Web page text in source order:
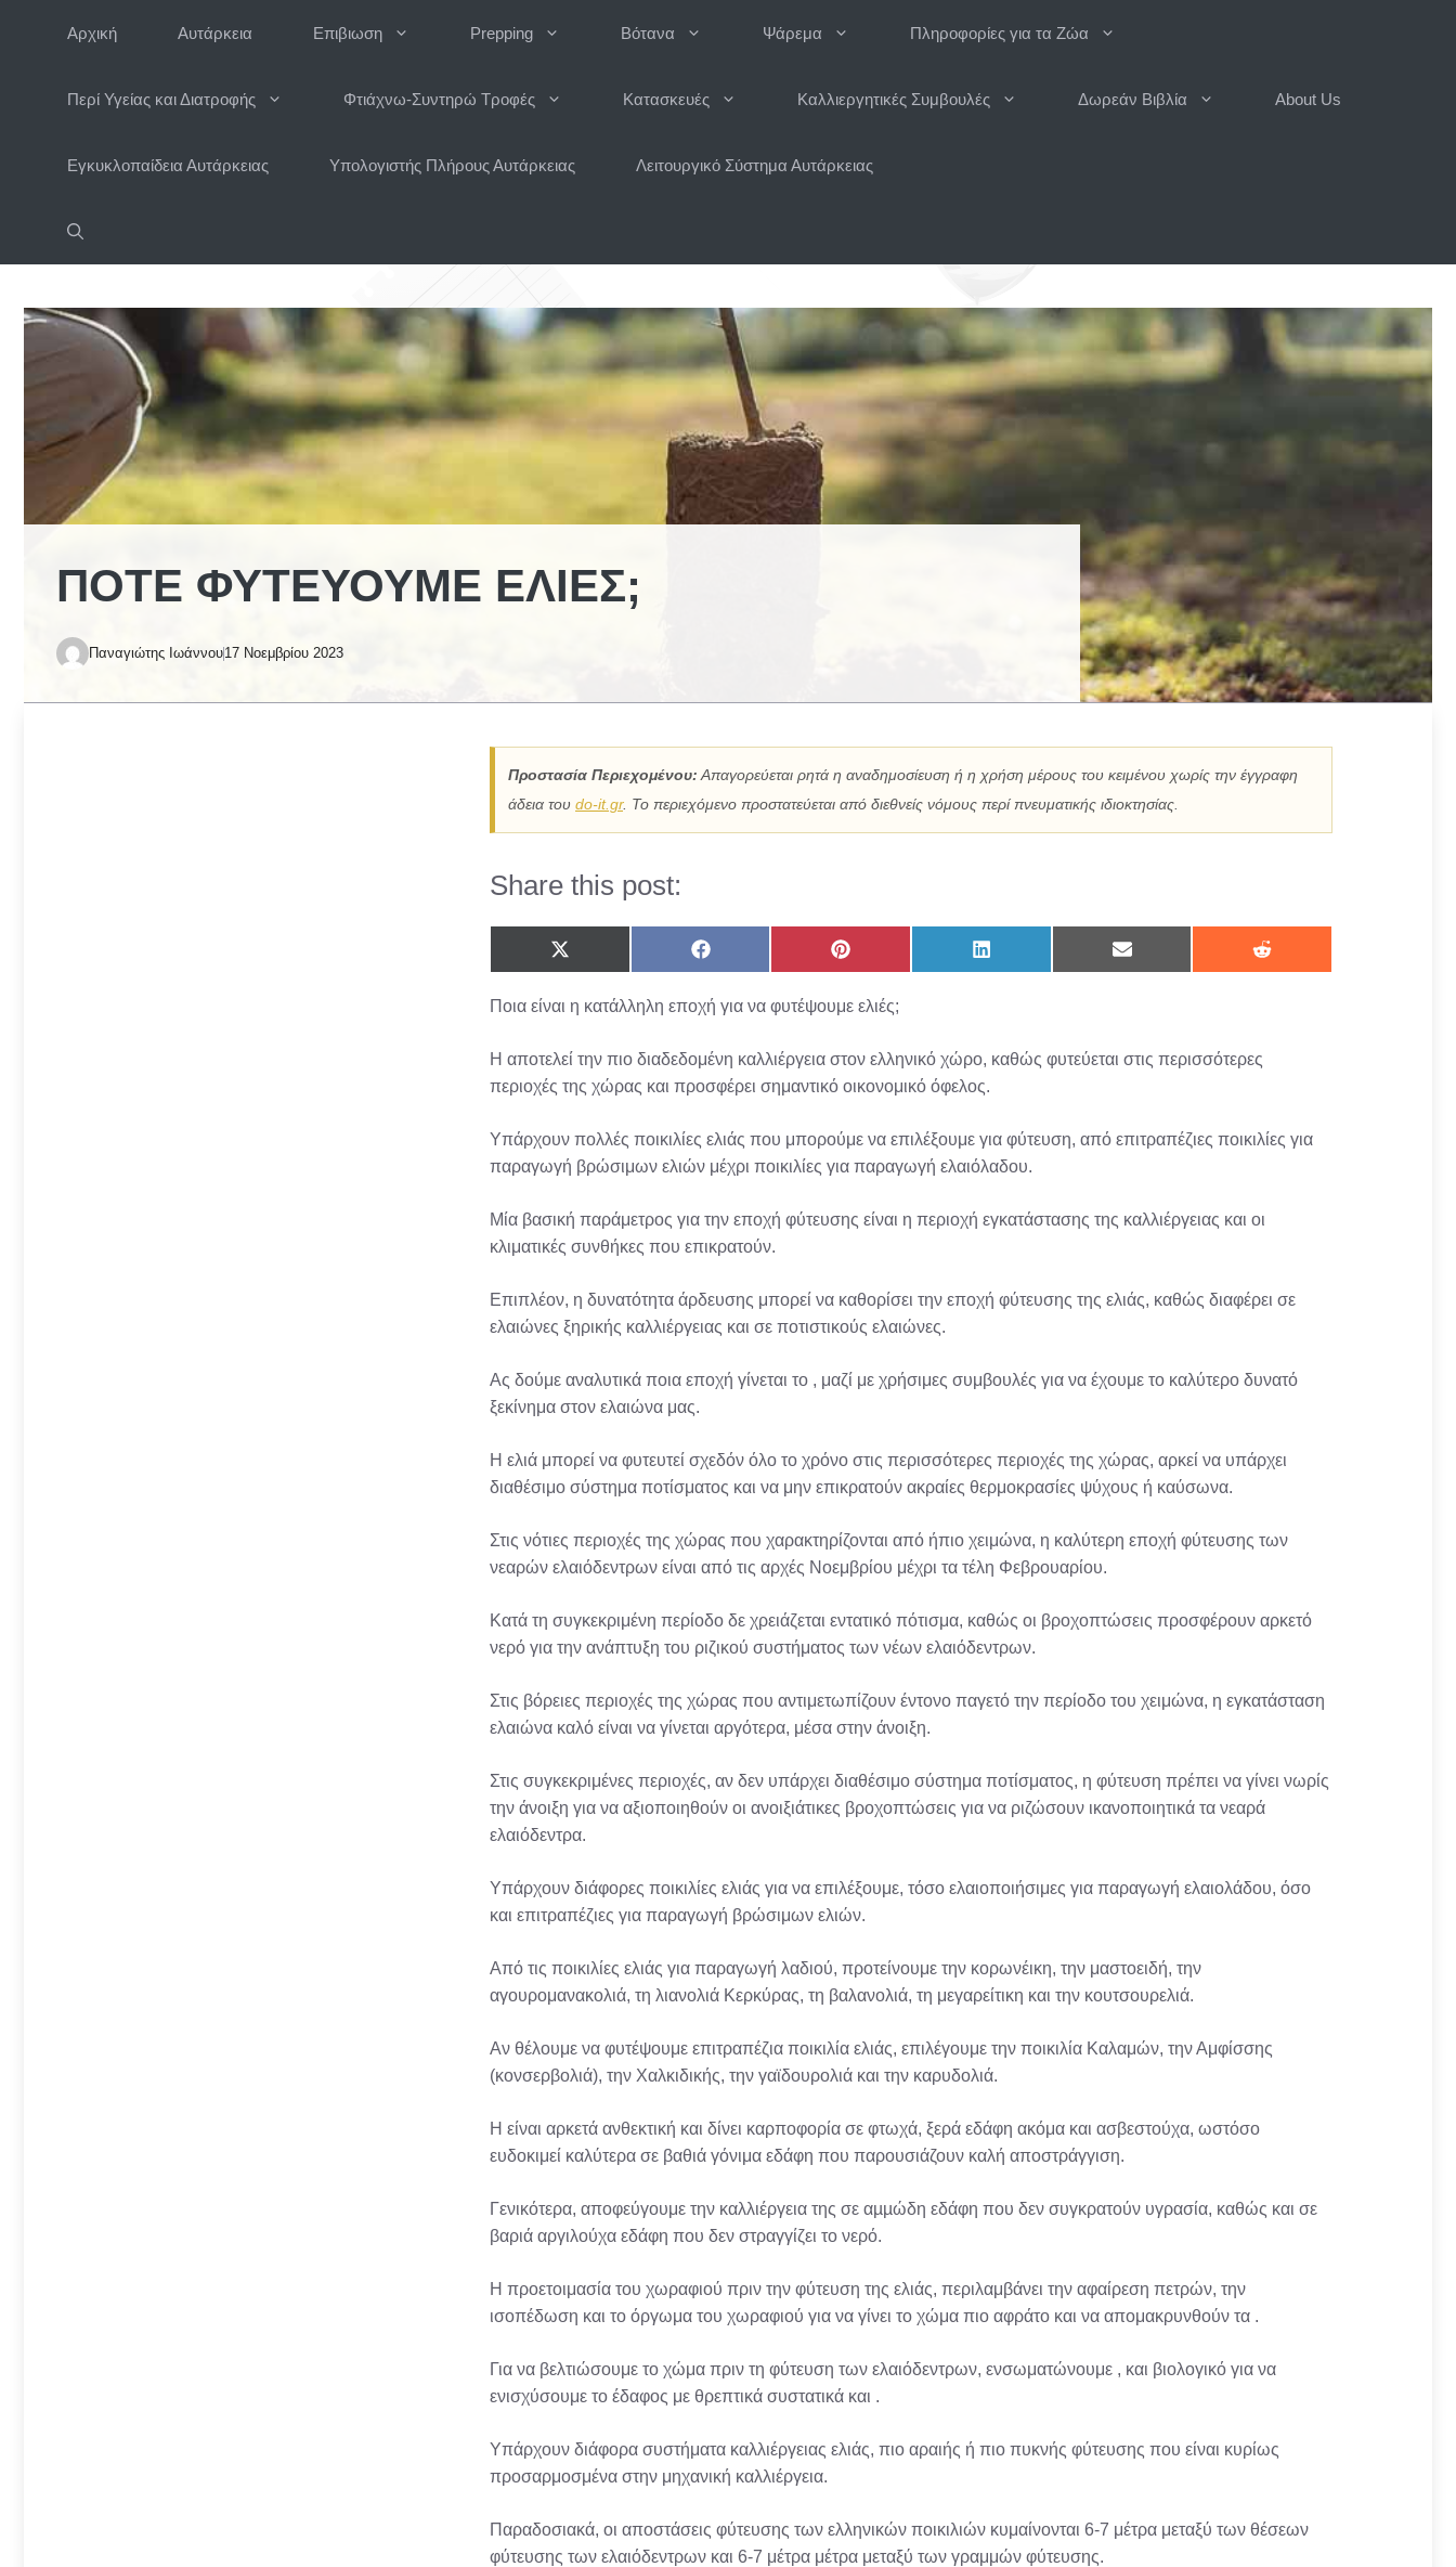
Αρχική Αυτάρκεια Επιβιωση Prepping Βότανα Ψάρεμα Πληροφορίες για τα Ζώα
Περί Υγείας και Διατροφής Φτιάχνω-Συντηρώ Τροφές Κατασκευές Καλλιεργητικές Συμβουλές Δωρεάν Βιβλία About Us
Εγκυκλοπαίδεια Αυτάρκειας Υπολογιστής Πλήρους Αυτάρκειας Λειτουργικό Σύστημα Αυτάρκειας
ΠΌΤΕ ΦΥΤΕΎΟΥΜΕ ΕΛΙΈΣ;
Παναγιώτης Ιωάννου17 Νοεμβρίου 2023
Προστασία Περιεχομένου: Απαγορεύεται ρητά η αναδημοσίευση ή η χρήση μέρους του κειμένου χωρίς την έγγραφη
άδεια του do-it.gr. Το περιεχόμενο προστατεύεται από διεθνείς νόμους περί πνευματικής ιδιοκτησίας.
Share this post:
Share
on
(Twitter)
Share
on
Share
on
Share
on
Share
on
Share
on
Ποια είναι η κατάλληλη εποχή για να φυτέψουμε ελιές;
H αποτελεί την πιο διαδεδομένη καλλιέργεια στον ελληνικό χώρο, καθώς φυτεύεται στις περισσότερες
περιοχές της χώρας και προσφέρει σημαντικό οικονομικό όφελος.
Υπάρχουν πολλές ποικιλίες ελιάς που μπορούμε να επιλέξουμε για φύτευση, από επιτραπέζιες ποικιλίες για
παραγωγή βρώσιμων ελιών μέχρι ποικιλίες για παραγωγή ελαιόλαδου.
Μία βασική παράμετρος για την εποχή φύτευσης είναι η περιοχή εγκατάστασης της καλλιέργειας και οι
κλιματικές συνθήκες που επικρατούν.
Επιπλέον, η δυνατότητα άρδευσης μπορεί να καθορίσει την εποχή φύτευσης της ελιάς, καθώς διαφέρει σε
ελαιώνες ξηρικής καλλιέργειας και σε ποτιστικούς ελαιώνες.
Ας δούμε αναλυτικά ποια εποχή γίνεται το , μαζί με χρήσιμες συμβουλές για να έχουμε το καλύτερο δυνατό
ξεκίνημα στον ελαιώνα μας.
Η ελιά μπορεί να φυτευτεί σχεδόν όλο το χρόνο στις περισσότερες περιοχές της χώρας, αρκεί να υπάρχει
διαθέσιμο σύστημα ποτίσματος και να μην επικρατούν ακραίες θερμοκρασίες ψύχους ή καύσωνα.
Στις νότιες περιοχές της χώρας που χαρακτηρίζονται από ήπιο χειμώνα, η καλύτερη εποχή φύτευσης των
νεαρών ελαιόδεντρων είναι από τις αρχές Νοεμβρίου μέχρι τα τέλη Φεβρουαρίου.
Κατά τη συγκεκριμένη περίοδο δε χρειάζεται εντατικό πότισμα, καθώς οι βροχοπτώσεις προσφέρουν αρκετό
νερό για την ανάπτυξη του ριζικού συστήματος των νέων ελαιόδεντρων.
Στις βόρειες περιοχές της χώρας που αντιμετωπίζουν έντονο παγετό την περίοδο του χειμώνα, η εγκατάσταση
ελαιώνα καλό είναι να γίνεται αργότερα, μέσα στην άνοιξη.
Στις συγκεκριμένες περιοχές, αν δεν υπάρχει διαθέσιμο σύστημα ποτίσματος, η φύτευση πρέπει να γίνει νωρίς
την άνοιξη για να αξιοποιηθούν οι ανοιξιάτικες βροχοπτώσεις για να ριζώσουν ικανοποιητικά τα νεαρά
ελαιόδεντρα.
Υπάρχουν διάφορες ποικιλίες ελιάς για να επιλέξουμε, τόσο ελαιοποιήσιμες για παραγωγή ελαιολάδου, όσο
και επιτραπέζιες για παραγωγή βρώσιμων ελιών.
Από τις ποικιλίες ελιάς για παραγωγή λαδιού, προτείνουμε την κορωνέικη, την μαστοειδή, την
αγουρομανακολιά, τη λιανολιά Κερκύρας, τη βαλανολιά, τη μεγαρείτικη και την κουτσουρελιά.
Αν θέλουμε να φυτέψουμε επιτραπέζια ποικιλία ελιάς, επιλέγουμε την ποικιλία Καλαμών, την Αμφίσσης
(κονσερβολιά), την Χαλκιδικής, την γαϊδουρολιά και την καρυδολιά.
Η είναι αρκετά ανθεκτική και δίνει καρποφορία σε φτωχά, ξερά εδάφη ακόμα και ασβεστούχα, ωστόσο
ευδοκιμεί καλύτερα σε βαθιά γόνιμα εδάφη που παρουσιάζουν καλή αποστράγγιση.
Γενικότερα, αποφεύγουμε την καλλιέργεια της σε αµµώδη εδάφη που δεν συγκρατούν υγρασία, καθώς και σε
βαριά αργιλούχα εδάφη που δεν στραγγίζει το νερό.
Η προετοιμασία του χωραφιού πριν την φύτευση της ελιάς, περιλαμβάνει την αφαίρεση πετρών, την
ισοπέδωση και το όργωμα του χωραφιού για να γίνει το χώμα πιο αφράτο και να απομακρυνθούν τα .
Για να βελτιώσουμε το χώμα πριν τη φύτευση των ελαιόδεντρων, ενσωματώνουμε , και βιολογικό για να
ενισχύσουμε το έδαφος με θρεπτικά συστατικά και .
Υπάρχουν διάφορα συστήματα καλλιέργειας ελιάς, πιο αραιής ή πιο πυκνής φύτευσης που είναι κυρίως
προσαρμοσμένα στην μηχανική καλλιέργεια.
Παραδοσιακά, οι αποστάσεις φύτευσης των ελληνικών ποικιλιών κυμαίνονται 6-7 μέτρα μεταξύ των θέσεων
φύτευσης των ελαιόδεντρων και 6-7 μέτρα μέτρα μεταξύ των γραμμών φύτευσης.